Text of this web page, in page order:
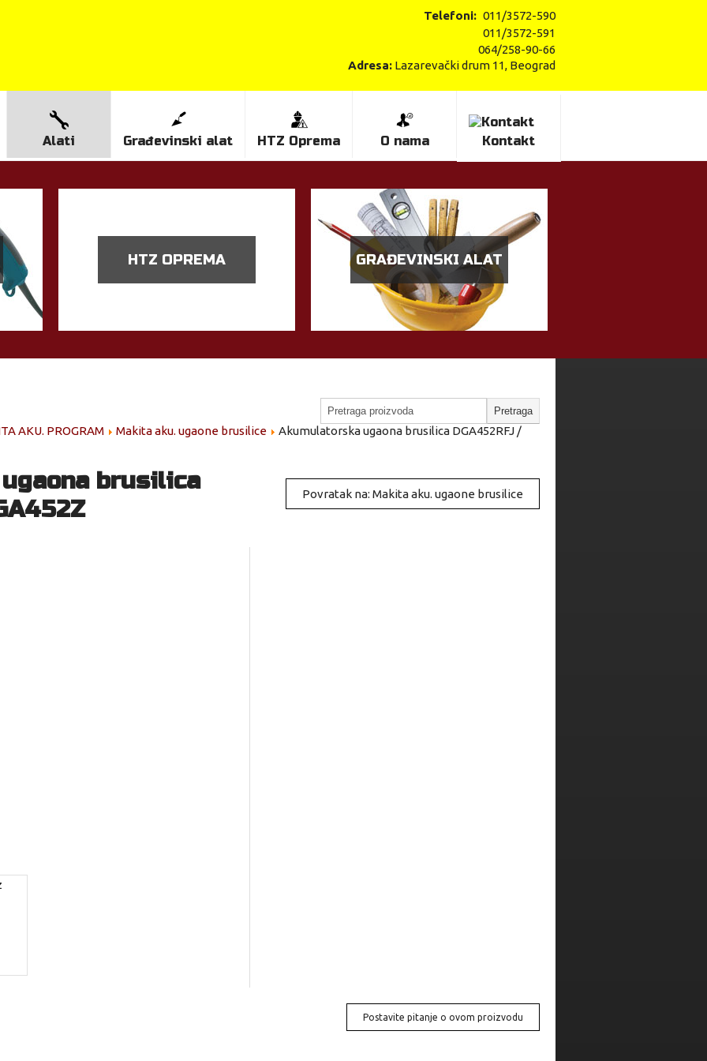
Telefoni: 011/3572-590
011/3572-591
064/258-90-66
Adresa: Lazarevački drum 11, Beograd
Alati Građevinski alat HTZ Oprema O nama Kontakt
HTZ OPREMA GRAĐEVINSKI ALAT
AKU. PROGRAM Makita aku. ugaone brusilice Akumulatorska ugaona brusilica DGA452RFJ /
Povratak na: Makita aku. ugaone brusilice
brusilica
Postavite pitanje o ovom proizvodu